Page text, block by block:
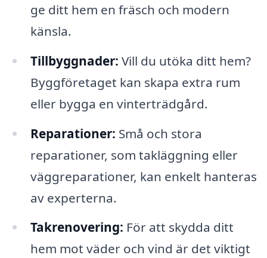
ge ditt hem en fräsch och modern
känsla.
Tillbyggnader: Vill du utöka ditt hem?
Byggföretaget kan skapa extra rum
eller bygga en vinterträdgård.
Reparationer: Små och stora
reparationer, som takläggning eller
väggreparationer, kan enkelt hanteras
av experterna.
Takrenovering: För att skydda ditt
hem mot väder och vind är det viktigt